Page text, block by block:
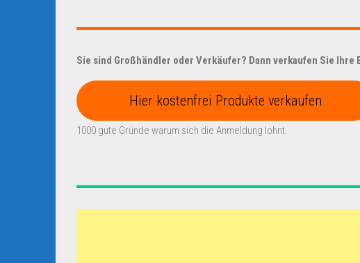
Sie sind Großhändler oder Verkäufer? Dann verkaufen Sie
Hier kostenfrei Produkte verkaufen
1000 gute Gründe warum sich die Anmeldung lohnt.